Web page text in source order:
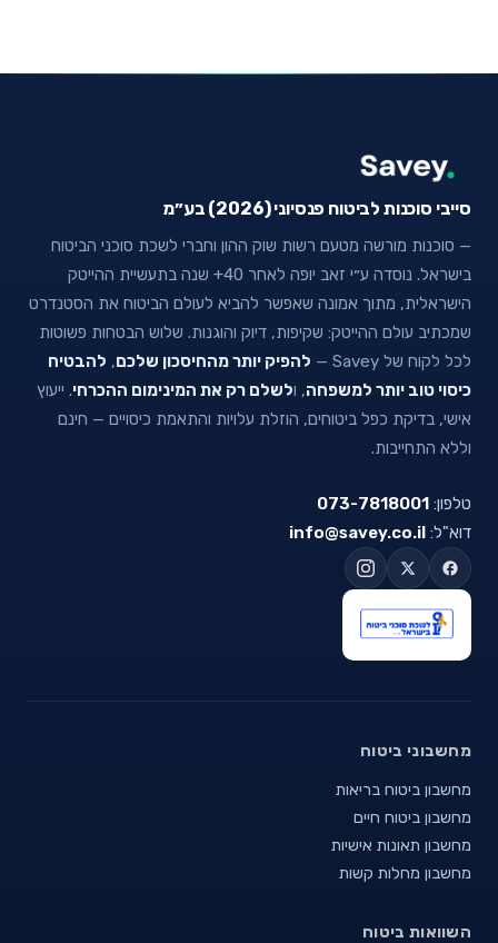
סייבי סוכנות לביטוח פנסיוני (2026) בע״מ
— סוכנות מורשה מטעם רשות שוק ההון וחברי לשכת סוכני הביטוח
בישראל. נוסדה ע״י זאב יופה לאחר 40+ שנה בתעשיית ההייטק
הישראלית, מתוך אמונה שאפשר להביא לעולם הביטוח את הסטנדרט
שמכתיב עולם ההייטק: שקיפות, דיוק והוגנות. שלוש הבטחות פשוטות
לכל לקוח של Savey —
להפיק יותר מהחיסכון שלכם, להבטיח
כיסוי טוב יותר למשפחה, ולשלם רק את המינימום ההכרחי. ייעוץ
אישי, בדיקת כפל ביטוחים, הוזלת עלויות והתאמת כיסויים — חינם
וללא התחייבות.
טלפון: 073-7818001
דוא"ל: info@savey.co.il
מחשבוני ביטוח
מחשבון ביטוח בריאות
מחשבון ביטוח חיים
מחשבון תאונות אישיות
מחשבון מחלות קשות
השוואות ביטוח